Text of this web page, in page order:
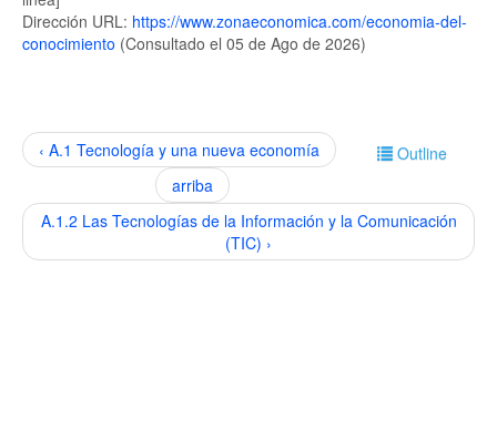
Dirección URL: https://www.zonaeconomica.com/economia-del-
conocimiento (Consultado el 05 de Ago de 2026)
Outline
‹ A.1 Tecnología y una nueva economía
arriba
A.1.2 Las Tecnologías de la Información y la Comunicación
(TIC) ›